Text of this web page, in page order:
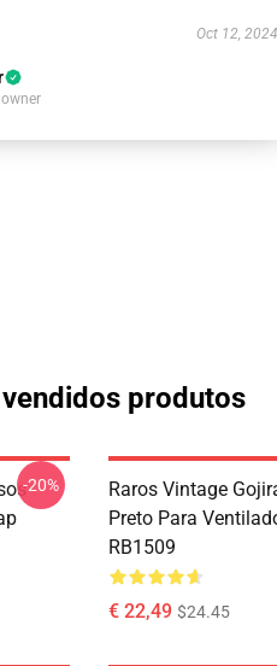
Oct 12, 2024
produtos
-20%
Raros Vintage
Preto Para
RB1509
€ 22,49 $24.45